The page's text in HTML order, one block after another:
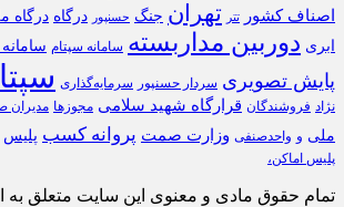
اصناف کشور
تتر تهران جنگ حسنپور درگاه درگاه
ابری دوربین مداربسته سامانه سپتام
پایش تصویری سردار حسنپور سرمایه‌گذاری
نژاد فروشندگان قرارگاه شهید سلامی مجوزها مدیران
ملی و واحدصنفی وزارت صمت پروانه کسب پلیس
پلیس اماکن،
تمام حقوق مادی و معنوی این سایت متعلق به